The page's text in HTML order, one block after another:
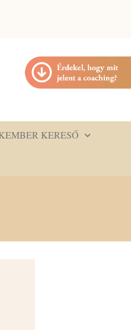
KERESŐ